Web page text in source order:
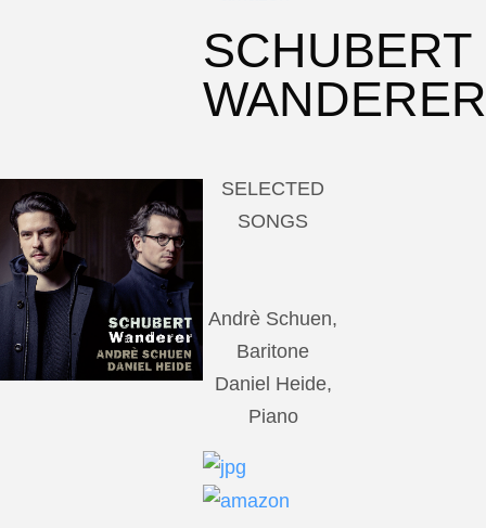
SCHUBERT
WANDERER
SELECTED
SONGS
Andrè Schuen,
Baritone
Daniel Heide,
Piano